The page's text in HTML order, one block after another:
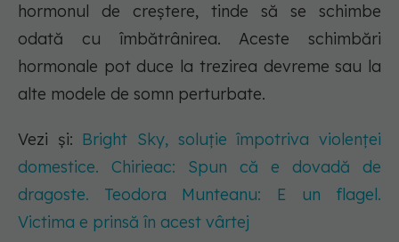
hormonul de creștere, tinde să se schimbe
odată cu îmbătrânirea. Aceste schimbări
hormonale pot duce la trezirea devreme sau la
alte modele de somn perturbate.
Vezi și: Bright Sky, soluție împotriva violenței
domestice. Chirieac: Spun că e dovadă de
dragoste. Teodora Munteanu: E un flagel.
Victima e prinsă în acest vârtej